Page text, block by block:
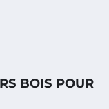
BOIS POUR